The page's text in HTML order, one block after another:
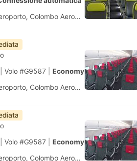
CMB Bandaranaike Aeroporto, Colombo Aeroporto
Volo #G9587 Economy
CMB Bandaranaike Aeroporto, Colombo Aeroporto
Volo #G9587 Economy
CMB Bandaranaike Aeroporto, Colombo Aeroporto